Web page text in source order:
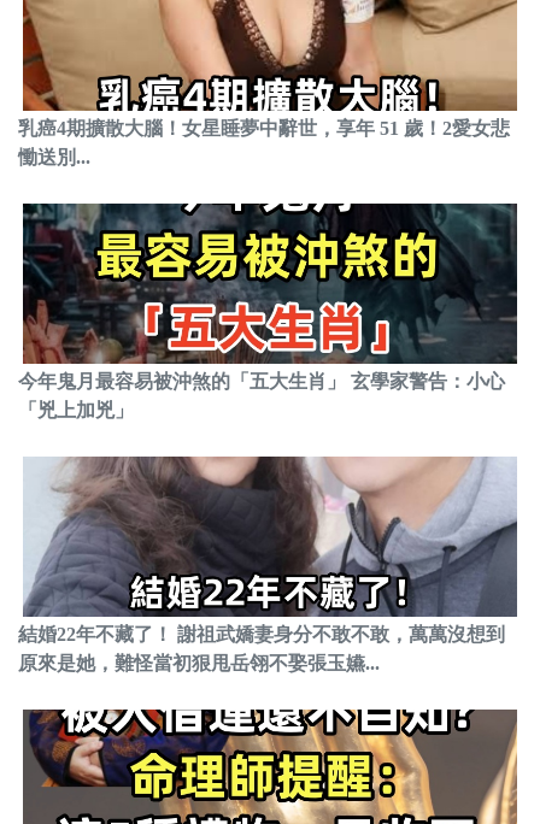
乳癌4期擴散大腦！女星睡夢中辭世，享年 51 歲！2愛女悲
慟送別...
今年鬼月最容易被沖煞的「五大生肖」 玄學家警告：小心
「兇上加兇」
結婚22年不藏了！ 謝祖武嬌妻身分不敢不敢，萬萬沒想到
原來是她，難怪當初狠甩岳翎不娶張玉嬿...